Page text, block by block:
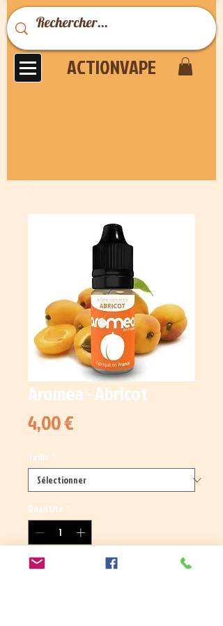
ACTIONVAPE
Aromea - Abricot
4,00 €Prix
Taille *
Quantité *